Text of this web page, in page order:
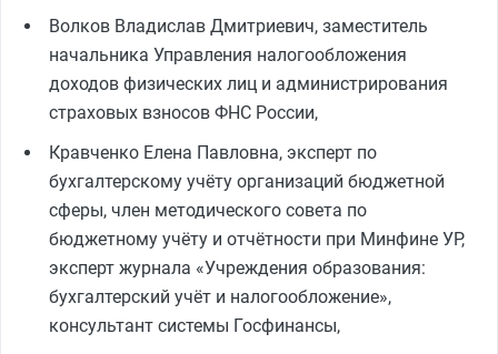
Волков Владислав Дмитриевич, заместитель
начальника Управления налогообложения
доходов физических лиц и администрирования
страховых взносов ФНС России,
Кравченко Елена Павловна, эксперт по
бухгалтерскому учёту организаций бюджетной
сферы, член методического совета по
бюджетному учёту и отчётности при Минфине УР,
эксперт журнала «Учреждения образования:
бухгалтерский учёт и налогообложение»,
консультант системы Госфинансы,